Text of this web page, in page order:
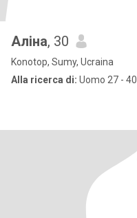
Аліна, 30
Konotop, Sumy, Ucraina
Alla ricerca di: Uomo 27 - 40